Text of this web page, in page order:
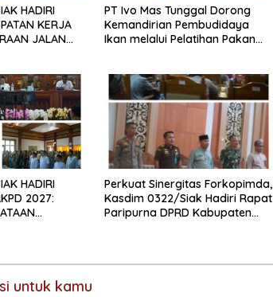
HADIRI
KERJA
JALAN
PT Ivo Mas Tunggal Dorong
Kemandirian Pembudidaya
Ikan melalui Pelatihan Pakan
HADIRI
2027:
Perkuat Sinergitas Forkopimda,
Kasdim 0322/Siak Hadiri Rapat
Paripurna DPRD Kabupaten
untuk kamu